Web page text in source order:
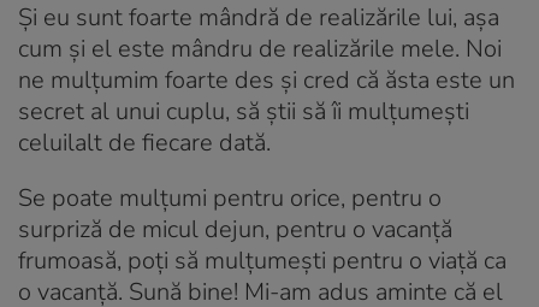
Și eu sunt foarte mândră de realizările lui, așa
cum și el este mândru de realizările mele. Noi
ne mulțumim foarte des și cred că ăsta este un
secret al unui cuplu, să știi să îi mulțumești
celuilalt de fiecare dată.
Se poate mulțumi pentru orice, pentru o
surpriză de micul dejun, pentru o vacanță
frumoasă, poți să mulțumești pentru o viață ca
o vacanță. Sună bine! Mi-am adus aminte că el